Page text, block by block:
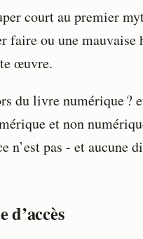
court au premier
faire ou une
œuvre.
du livre numérique ?
et non
n’est pas - et aucune
d’accès